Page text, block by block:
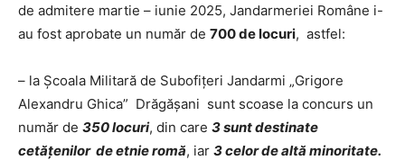
de admitere martie – iunie 2025, Jandarmeriei Române i-
au fost aprobate un număr de 700 de locuri, astfel:
– la Școala Militară de Subofițeri Jandarmi „Grigore
Alexandru Ghica” Drăgășani sunt scoase la concurs un
număr de 350 locuri, din care 3 sunt destinate
cetățenilor de etnie romă, iar 3 celor de altă minoritate.